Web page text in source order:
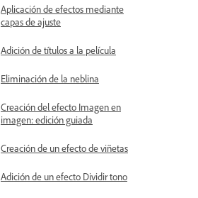
Aplicación de efectos mediante
capas de ajuste
Adición de títulos a la película
Eliminación de la neblina
Creación del efecto Imagen en
imagen: edición guiada
Creación de un efecto de viñetas
Adición de un efecto Dividir tono